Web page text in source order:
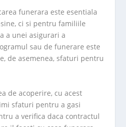
funerara este esentiala
ci si pentru familiile
a unei asigurari a
sau de funerare este
de asemenea, sfaturi pentru
de acoperire, cu acest
sfaturi pentru a gasi
a verifica daca contractul